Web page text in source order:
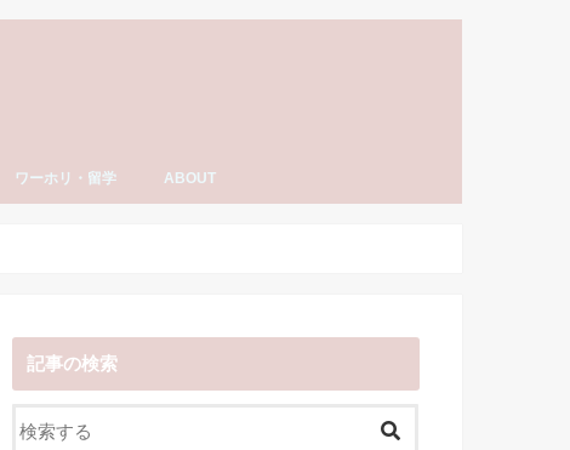
ワーホリ・留学 ABOUT
記事の検索